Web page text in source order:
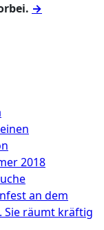
→
2018
an dem
Sie räumt kräftig